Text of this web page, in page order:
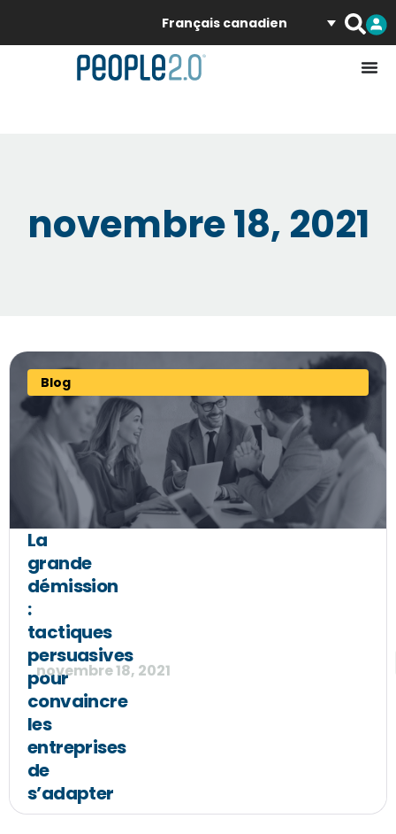
Français canadien
novembre 18, 2021
Blog
La
grande
démission
:
tactiques
persuasives
pour
convaincre
les
entreprises
de
s’adapter
novembre 18, 2021